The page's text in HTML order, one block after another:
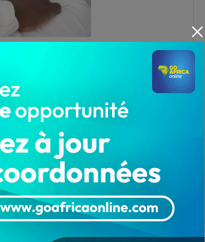
1 709
de performance. Le président
nous sommes arrivés à 180
même 60% de son besoin en énergie
le pays. Avant, le Bénin dépendait
comme ils veulent. En 4 ans, le
est à 13 heures. Et les délestages
cela est dû au fait que le système